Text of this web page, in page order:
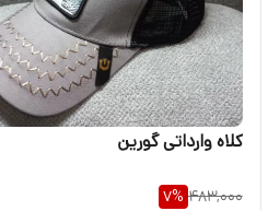
کلاه وارداتی گورین
483,000
7%